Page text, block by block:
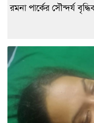
রমনা পার্কের সৌন্দর্য